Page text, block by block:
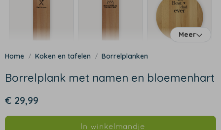
Meer
Koken en tafelen Borrelplanken
Borrelplank met namen en bloemenhart
€ 29,99
In winkelmandje